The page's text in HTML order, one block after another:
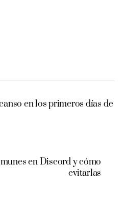
en los primeros días de
en Discord y cómo
evitarlas